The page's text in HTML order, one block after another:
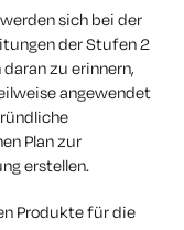
sich bei der
der Stufen 2
zu erinnern,
angewendet
Plan zur
erstellen.
Produkte für die